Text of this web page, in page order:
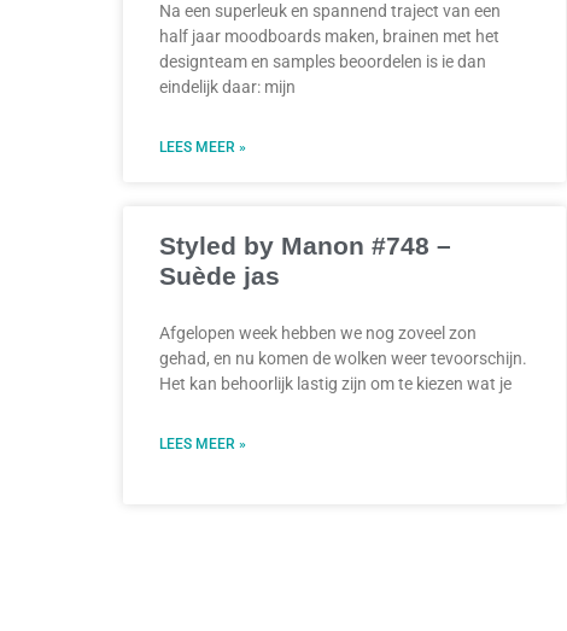
Na een superleuk en spannend traject van een
half jaar moodboards maken, brainen met het
designteam en samples beoordelen is ie dan
eindelijk daar: mijn
LEES MEER »
Styled by Manon #748 –
Suède jas
Afgelopen week hebben we nog zoveel zon
gehad, en nu komen de wolken weer tevoorschijn.
Het kan behoorlijk lastig zijn om te kiezen wat je
LEES MEER »